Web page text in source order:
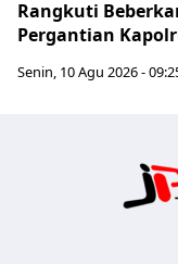
Rangkuti
Pergantian
Senin, 10 Agu 2026 -